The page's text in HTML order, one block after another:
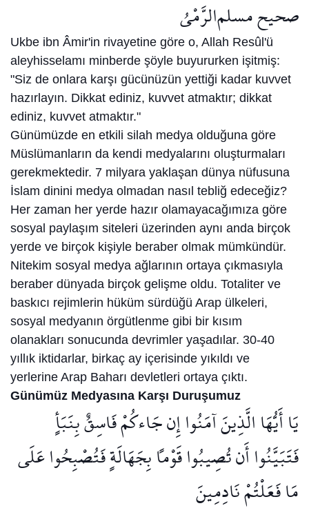
الرَّمْيُصحيح مسلم
Ukbe ibn Âmir'in rivayetine göre o, Allah Resûl'ü
aleyhisselamı minberde şöyle bu­yururken işitmiş:
"Siz de onlara karşı gücünüzün yettiği kadar kuvvet
hazırlayın. Dikkat ediniz, kuvvet atmaktır; dikkat
ediniz, kuvvet at­maktır."
Günümüzde en etkili silah medya olduğuna göre
Müslümanların da kendi medyalarını oluşturmaları
gerekmektedir. 7 milyara yaklaşan dünya nüfusuna
İslam dinini medya olmadan nasıl tebliğ edeceğiz?
Her zaman her yerde hazır olamayacağımıza göre
sosyal paylaşım siteleri üzerinden aynı anda birçok
yerde ve birçok kişiyle beraber olmak mümkündür.
Nitekim sosyal medya ağlarının ortaya çıkmasıyla
beraber dünyada birçok gelişme oldu. Totaliter ve
baskıcı rejimlerin hüküm sürdüğü Arap ülkeleri,
sosyal medyanın örgütlenme gibi bir kısım
olanakları sonucunda devrimler yaşadılar. 30-40
yıllık iktidarlar, birkaç ay içerisinde yıkıldı ve
yerlerine Arap Baharı devletleri ortaya çıktı.
Günümüz Medyasına Karşı Duruşumuz
يَا أَيُّهَا الَّذِينَ آمَنُوا إِن جَاءكُمْ فَاسِقٌ بِنَبَأٍ
فَتَبَيَّنُوا أَن تُصِيبُوا قَوْماً بِجَهَالَةٍ فَتُصْبِحُوا عَلَى
مَا فَعَلْتُمْ نَادِمِينَ